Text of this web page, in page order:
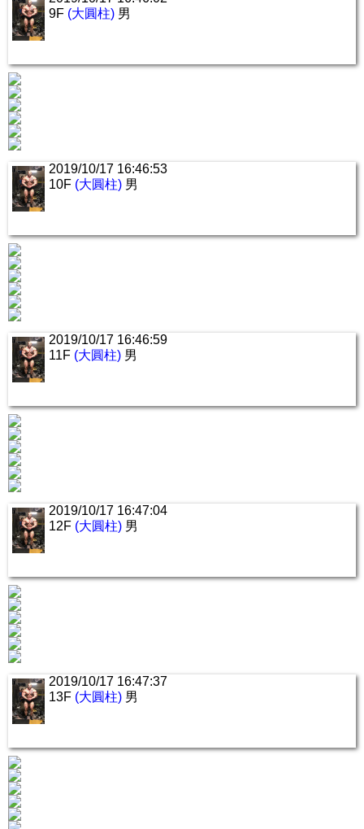
9F (大圓柱) 男
2019/10/17 16:46:53
10F (大圓柱) 男
2019/10/17 16:46:59
11F (大圓柱) 男
2019/10/17 16:47:04
12F (大圓柱) 男
2019/10/17 16:47:37
13F (大圓柱) 男